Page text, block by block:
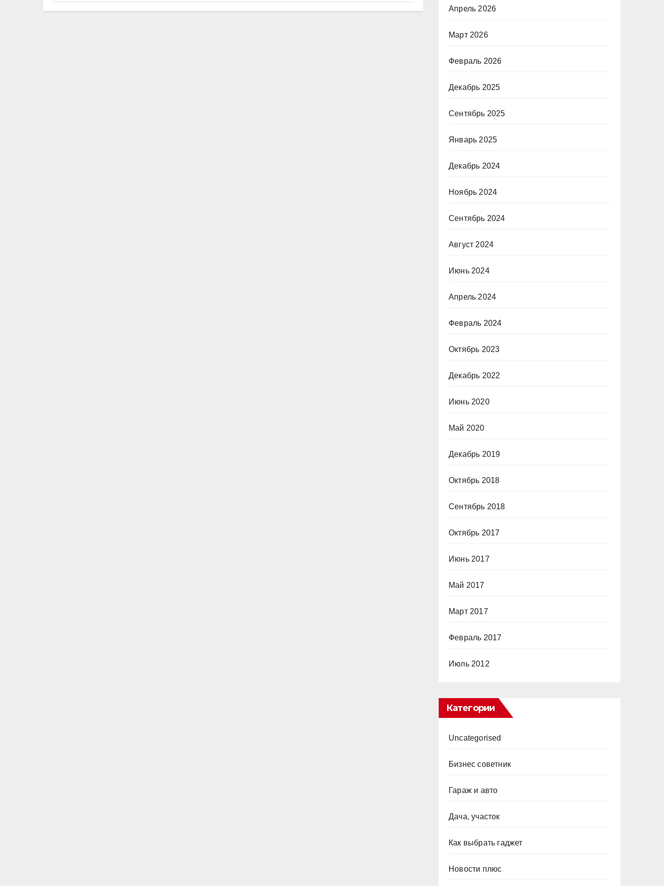
Апрель 2026
Март 2026
Февраль 2026
Декабрь 2025
Сентябрь 2025
Январь 2025
Декабрь 2024
Ноябрь 2024
Сентябрь 2024
Август 2024
Июнь 2024
Апрель 2024
Февраль 2024
Октябрь 2023
Декабрь 2022
Июнь 2020
Май 2020
Декабрь 2019
Октябрь 2018
Сентябрь 2018
Октябрь 2017
Июнь 2017
Май 2017
Март 2017
Февраль 2017
Июль 2012
Категории
Uncategorised
Бизнес советник
Гараж и авто
Дача, участок
Как выбрать гаджет
Новости плюс